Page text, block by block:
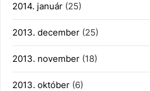
2014. január (25)
2013. december (25)
2013. november (18)
2013. október (6)